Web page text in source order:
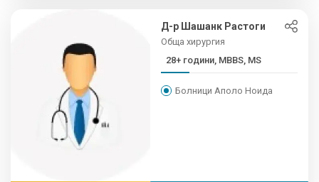
Д-р Шашанк Растоги
Обща хирургия
28+ години, MBBS, MS
Болници Аполо Ноида